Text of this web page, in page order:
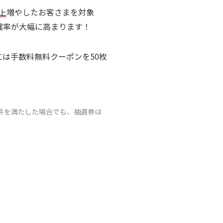
増やしたお客さまを対象
が大幅に高まります！
手数料無料クーポンを50枚
満たした場合でも、抽選券は